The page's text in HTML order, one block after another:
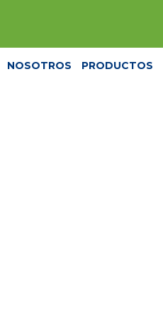
NOSOTROS PRODUCTOS